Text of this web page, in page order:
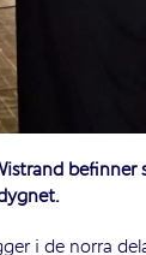
i de norra